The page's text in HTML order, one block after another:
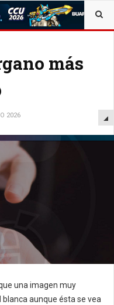
más
2026
una imagen muy
aunque ésta se vea